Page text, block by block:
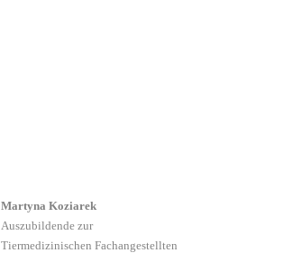
Martyna Koziarek
Auszubildende zur
Tiermedizinischen Fachangestellten